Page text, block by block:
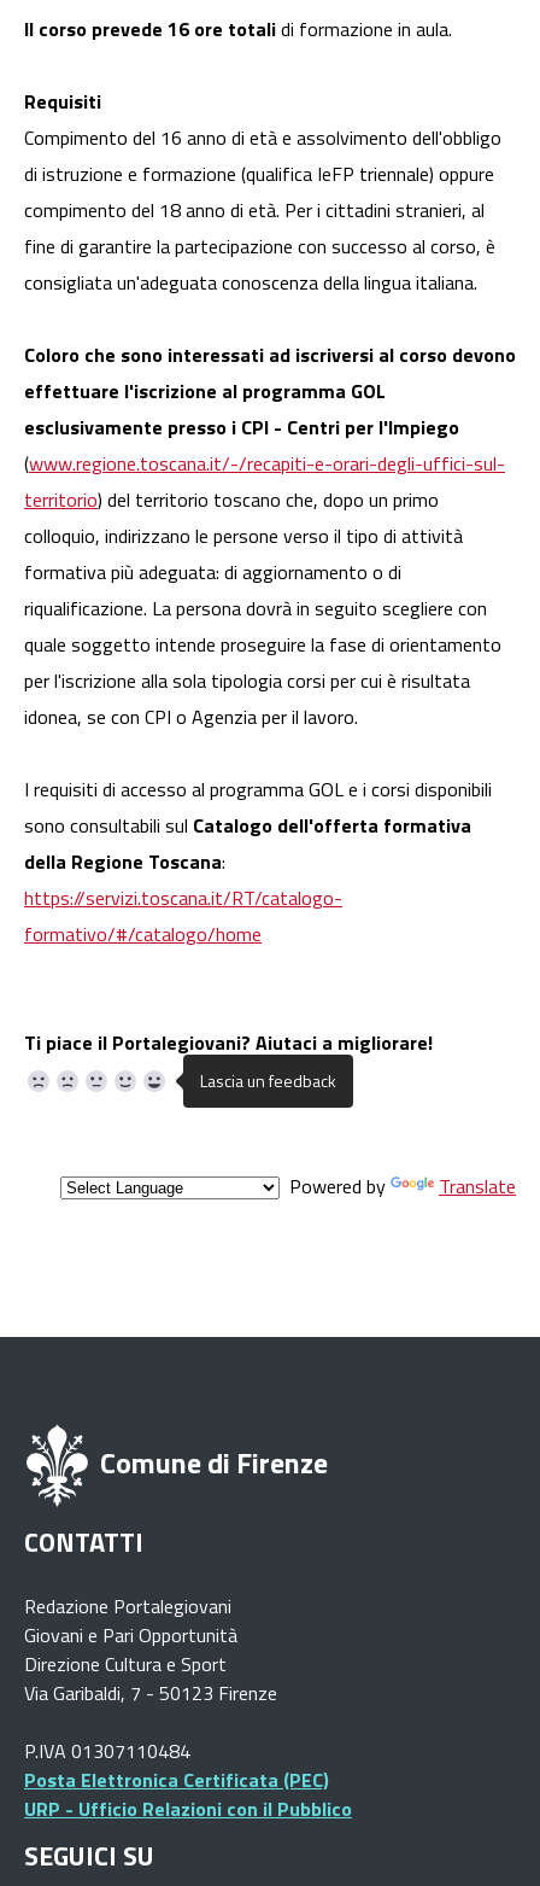
Il corso prevede 16 ore totalidi formazione in aula.
Requisiti
Compimento del 16 anno di età e assolvimento dell'obbligo
di istruzione e formazione (qualifica IeFP triennale) oppure
compimento del 18 anno di età. Per i cittadini stranieri, al
fine di garantire la partecipazione con successo al corso, è
consigliata un'adeguata conoscenza della lingua italiana.
Coloro che sono interessati ad iscriversi al corso devono
effettuare l'iscrizione al programma GOL
esclusivamente presso i CPI - Centri per l'Impiego
(www.regione.toscana.it/-/recapiti-e-orari-degli-uffici-sul-
territorio) del territorio toscano che, dopo un primo
colloquio, indirizzano le persone verso il tipo di attività
formativa più adeguata: di aggiornamento o di
riqualificazione. La persona dovrà in seguito scegliere con
quale soggetto intende proseguire la fase di orientamento
per l'iscrizione alla sola tipologia corsi per cui è risultata
idonea, se con CPI o Agenzia per il lavoro.
I requisiti di accesso al programma GOL e i corsi disponibili
sono consultabili sul Catalogo dell'offerta formativa
della Regione Toscana:
https://servizi.toscana.it/RT/catalogo-
formativo/#/catalogo/home
Ti piace il Portalegiovani? Aiutaci a migliorare!
Powered by Translate
Comune di Firenze
CONTATTI
Redazione Portalegiovani
Giovani e Pari Opportunità
Direzione Cultura e Sport
Via Garibaldi, 7 - 50123 Firenze
P.IVA 01307110484
Posta Elettronica Certificata (PEC)
URP - Ufficio Relazioni con il Pubblico
SEGUICI SU